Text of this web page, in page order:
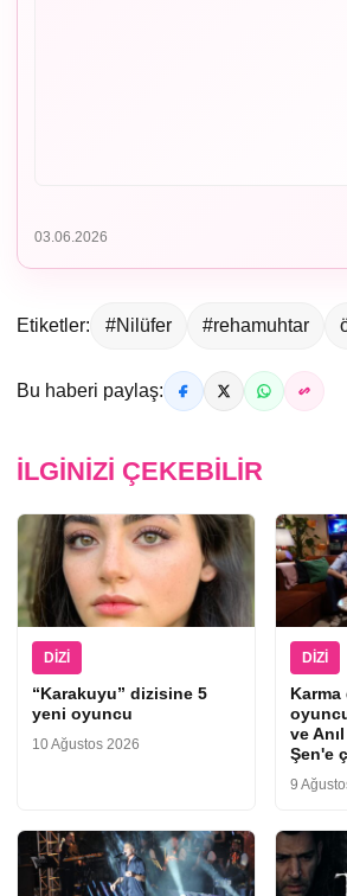
03.06.2026
Etiketler: #Nilüfer #rehamuhtar
Bu haberi paylaş:
İLGINIZI ÇEKEBILIR
DIZI
“Karakuyu” dizisine 5
yeni oyuncu
10 Ağustos 2026
DIZI
ve
Şen'e
9